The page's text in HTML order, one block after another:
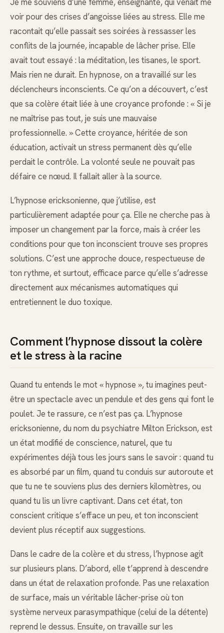
voir pour des crises d’angoisse liées au stress. Elle me
racontait qu’elle passait ses soirées à ressasser les
conflits de la journée, incapable de lâcher prise. Elle
avait tout essayé : la méditation, les tisanes, le sport.
Mais rien ne durait. En hypnose, on a travaillé sur les
déclencheurs inconscients. Ce qu’on a découvert, c’est
que sa colère était liée à une croyance profonde : « Si je
ne maîtrise pas tout, je suis une mauvaise
professionnelle. » Cette croyance, héritée de son
éducation, activait un stress permanent dès qu’elle
perdait le contrôle. La volonté seule ne pouvait pas
défaire ce nœud. Il fallait aller à la source.
L’hypnose ericksonienne, que j’utilise, est
particulièrement adaptée pour ça. Elle ne cherche pas à
imposer un changement par la force, mais à créer les
conditions pour que ton inconscient trouve ses propres
solutions. C’est une approche douce, respectueuse de
ton rythme, et surtout, efficace parce qu’elle s’adresse
directement aux mécanismes automatiques qui
entretiennent le duo toxique.
Comment l’hypnose dissout la colère
et le stress à la racine
Quand tu entends le mot « hypnose », tu imagines peut-
être un spectacle avec un pendule et des gens qui font le
poulet. Je te rassure, ce n’est pas ça. L’hypnose
ericksonienne, du nom du psychiatre Milton Erickson, est
un état modifié de conscience, naturel, que tu
expérimentes déjà tous les jours sans le savoir : quand tu
es absorbé par un film, quand tu conduis sur autoroute et
que tu ne te souviens plus des derniers kilomètres, ou
quand tu lis un livre captivant. Dans cet état, ton
conscient critique s’efface un peu, et ton inconscient
devient plus réceptif aux suggestions.
Dans le cadre de la colère et du stress, l’hypnose agit
sur plusieurs plans. D’abord, elle t’apprend à descendre
dans un état de relaxation profonde. Pas une relaxation
de surface, mais un véritable lâcher-prise où ton
système nerveux parasympathique (celui de la détente)
reprend le dessus. Ensuite, on travaille sur les